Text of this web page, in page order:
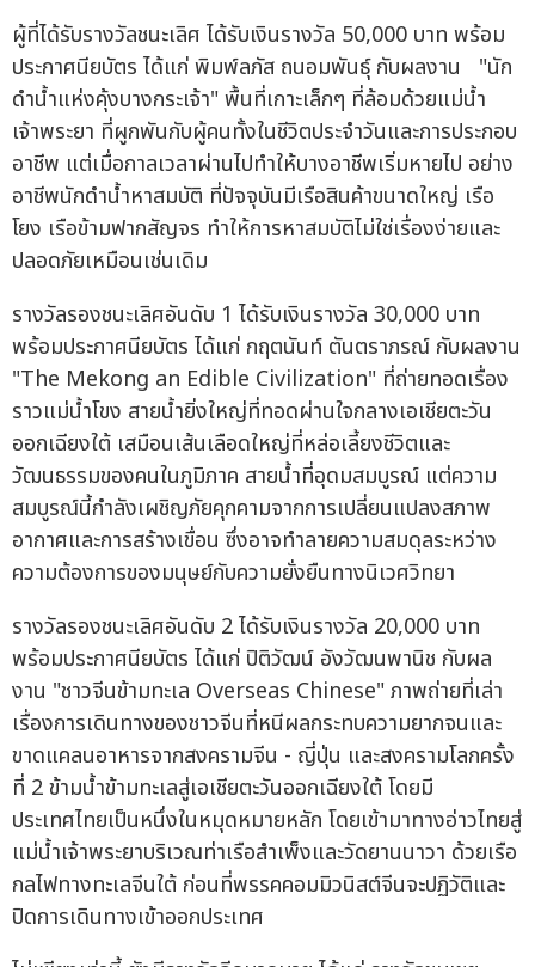
ผู้ที่ได้รับรางวัลชนะเลิศ ได้รับเงินรางวัล 50,000 บาท พร้อม
ประกาศนียบัตร ได้แก่ พิมพ์ลภัส ถนอมพันธุ์ กับผลงาน "นัก
ดำน้ำแห่งคุ้งบางกระเจ้า" พื้นที่เกาะเล็กๆ ที่ล้อมด้วยแม่น้ำ
เจ้าพระยา ที่ผูกพันกับผู้คนทั้งในชีวิตประจำวันและการประกอบ
อาชีพ แต่เมื่อกาลเวลาผ่านไปทำให้บางอาชีพเริ่มหายไป อย่าง
อาชีพนักดำน้ำหาสมบัติ ที่ปัจจุบันมีเรือสินค้าขนาดใหญ่ เรือ
โยง เรือข้ามฟากสัญจร ทำให้การหาสมบัติไม่ใช่เรื่องง่ายและ
ปลอดภัยเหมือนเช่นเดิม
รางวัลรองชนะเลิศอันดับ 1 ได้รับเงินรางวัล 30,000 บาท
พร้อมประกาศนียบัตร ได้แก่ กฤตนันท์ ตันตราภรณ์ กับผลงาน
"The Mekong an Edible Civilization" ที่ถ่ายทอดเรื่อง
ราวแม่น้ำโขง สายน้ำยิ่งใหญ่ที่ทอดผ่านใจกลางเอเชียตะวัน
ออกเฉียงใต้ เสมือนเส้นเลือดใหญ่ที่หล่อเลี้ยงชีวิตและ
วัฒนธรรมของคนในภูมิภาค สายน้ำที่อุดมสมบูรณ์ แต่ความ
สมบูรณ์นี้กำลังเผชิญภัยคุกคามจากการเปลี่ยนแปลงสภาพ
อากาศและการสร้างเขื่อน ซึ่งอาจทำลายความสมดุลระหว่าง
ความต้องการของมนุษย์กับความยั่งยืนทางนิเวศวิทยา
รางวัลรองชนะเลิศอันดับ 2 ได้รับเงินรางวัล 20,000 บาท
พร้อมประกาศนียบัตร ได้แก่ ปิติวัฒน์ อังวัฒนพานิช กับผล
งาน "ชาวจีนข้ามทะเล Overseas Chinese" ภาพถ่ายที่เล่า
เรื่องการเดินทางของชาวจีนที่หนีผลกระทบความยากจนและ
ขาดแคลนอาหารจากสงครามจีน - ญี่ปุ่น และสงครามโลกครั้ง
ที่ 2 ข้ามน้ำข้ามทะเลสู่เอเชียตะวันออกเฉียงใต้ โดยมี
ประเทศไทยเป็นหนึ่งในหมุดหมายหลัก โดยเข้ามาทางอ่าวไทยสู่
แม่น้ำเจ้าพระยาบริเวณท่าเรือสำเพ็งและวัดยานนาวา ด้วยเรือ
กลไฟทางทะเลจีนใต้ ก่อนที่พรรคคอมมิวนิสต์จีนจะปฏิวัติและ
ปิดการเดินทางเข้าออกประเทศ